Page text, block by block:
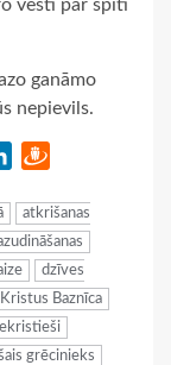
vēsti par spīti
ganāmo
nepievils.
LinkedIn
atkrišanas
dzīves
Kristus Baznīca
grēcinieks